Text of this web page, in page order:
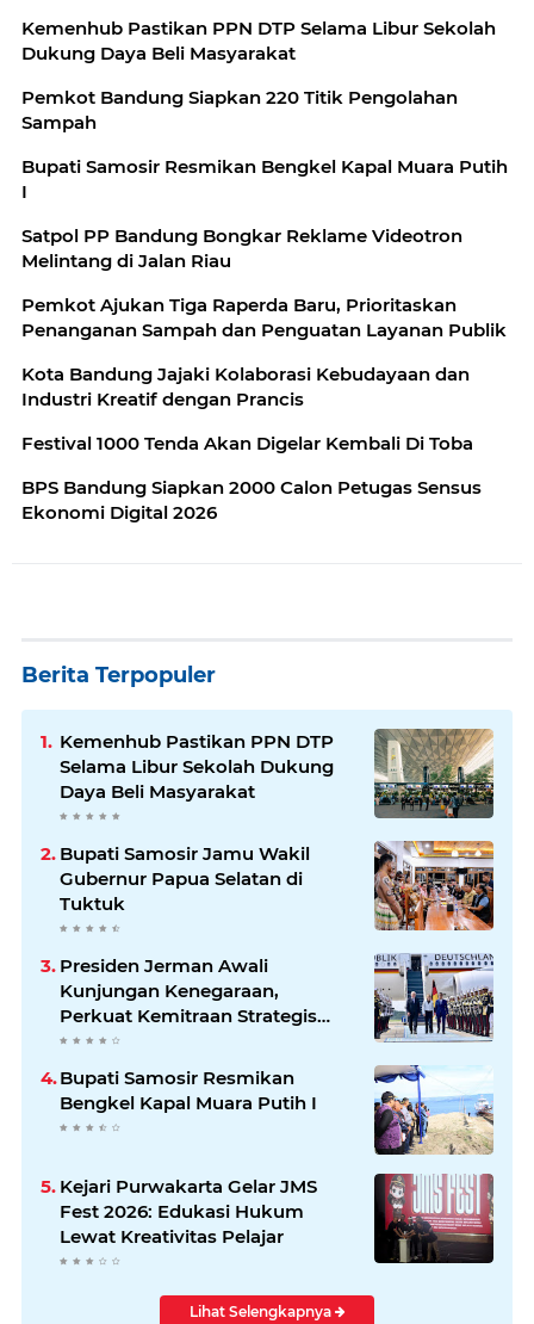
Kemenhub Pastikan PPN DTP Selama Libur Sekolah
Dukung Daya Beli Masyarakat
Pemkot Bandung Siapkan 220 Titik Pengolahan
Sampah
Bupati Samosir Resmikan Bengkel Kapal Muara Putih
I
Satpol PP Bandung Bongkar Reklame Videotron
Melintang di Jalan Riau
Pemkot Ajukan Tiga Raperda Baru, Prioritaskan
Penanganan Sampah dan Penguatan Layanan Publik
Kota Bandung Jajaki Kolaborasi Kebudayaan dan
Industri Kreatif dengan Prancis
Festival 1000 Tenda Akan Digelar Kembali Di Toba
BPS Bandung Siapkan 2000 Calon Petugas Sensus
Ekonomi Digital 2026
Berita Terpopuler
Kemenhub Pastikan PPN DTP
Selama Libur Sekolah Dukung
Daya Beli Masyarakat
Bupati Samosir Jamu Wakil
Gubernur Papua Selatan di
Tuktuk
Presiden Jerman Awali
Kunjungan Kenegaraan,
Perkuat Kemitraan Strategis
Indonesia–Jerman
Bupati Samosir Resmikan
Bengkel Kapal Muara Putih I
Kejari Purwakarta Gelar JMS
Fest 2026: Edukasi Hukum
Lewat Kreativitas Pelajar
Lihat Selengkapnya